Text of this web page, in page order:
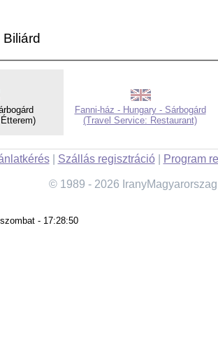
Biliárd
Fanni-ház - Hungary - Sárbogárd
(Travel Service: Restaurant)
| Szállás regisztráció| Program
© 1989 - 2026
- 17:28:50